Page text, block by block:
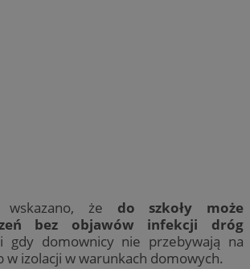
wskazano, że do szkoły może
bez objawów infekcji dróg
i gdy domownicy nie przebywają na
w izolacji w warunkach domowych.